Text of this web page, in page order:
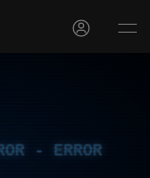
- ERROR